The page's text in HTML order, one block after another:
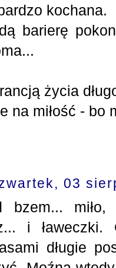
kochana.
barierę
życia
na miłość - bo
03
bzem...
i ławeczki.
długie